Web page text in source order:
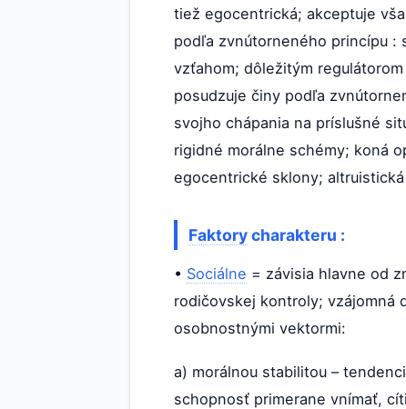
tiež egocentrická; akceptuje
podľa zvnútorneného princípu :
vzťahom; dôležitým
posudzuje činy podľa
svojho chápania na príslušné
rigidné morálne schémy; koná
egocentrické sklony;
Faktorycharakteru :
• Sociálne = závisia hlavne od
rodičovskej kontroly; vzájomná
osobnostnými vektormi:
a) morálnou stabilitou –
schopnosť primerane vnímať,